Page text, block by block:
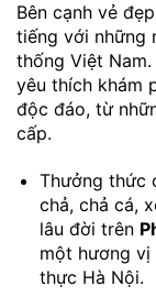
Bên cạnh vẻ
tiếng với những
thống Việt
yêu thích khám
độc đáo, từ
cấp.
Thưởng thức
chả, chả cá,
lâu đời trên
một hương vị
thực Hà Nội.